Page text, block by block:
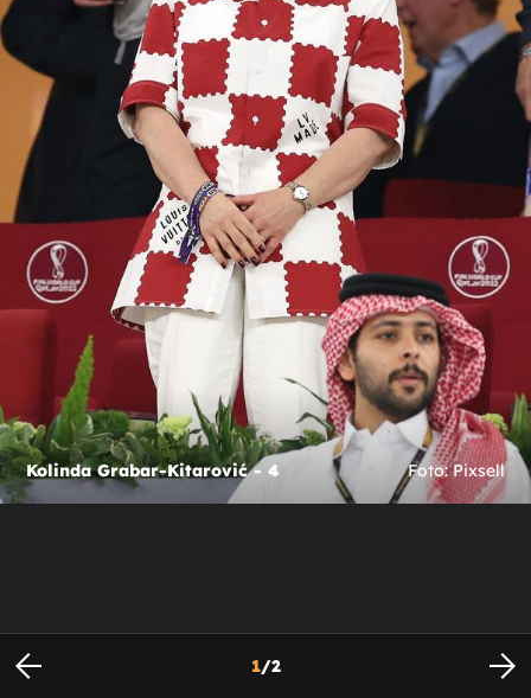
Kolinda Grabar-Kitarović - 4 Foto: Pixsell
1/2